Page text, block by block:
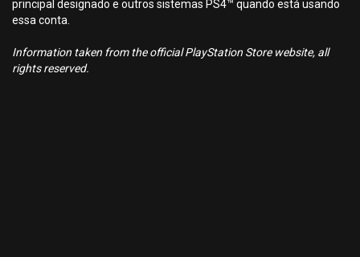
principal designado e outros sistemas PS4™ quando está usando
essa conta.
Information taken from the official PlayStation Store website, all
rights reserved.